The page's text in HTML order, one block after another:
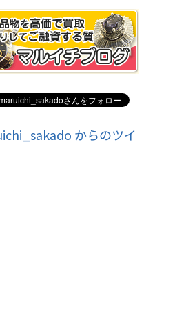
からのツイ